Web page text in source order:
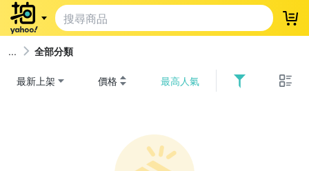
登
全部分類
最新上架 價格 最高人氣